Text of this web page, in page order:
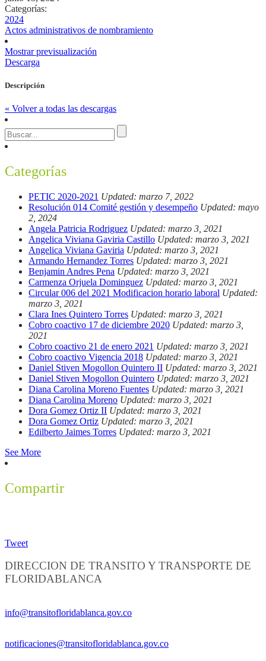
Categorías:
2024
Actos administrativos de nombramiento
Mostrar previsualización
Descarga
Descripción
« Volver a todas las descargas
Categorías
PETIC 2020-2021 Updated: marzo 7, 2022
Resolución 014 Comité gestión y desempeño Updated: mayo
2, 2024
Angela Patricia Rodriguez Updated: marzo 3, 2021
Angelica Viviana Gaviria Castillo Updated: marzo 3, 2021
Angelica Viviana Gaviria Updated: marzo 3, 2021
Armando Hernandez Torres Updated: marzo 3, 2021
Benjamin Andres Pena Updated: marzo 3, 2021
Carmenza Orjuela Dominguez Updated: marzo 3, 2021
Circular 006 del 2021 Modificacion horario laboral Updated:
marzo 3, 2021
Clara Ines Quintero Torres Updated: marzo 3, 2021
Cobro coactivo 17 de diciembre 2020 Updated: marzo 3,
2021
Cobro coactivo 21 de enero 2021 Updated: marzo 3, 2021
Cobro coactivo Vigencia 2018 Updated: marzo 3, 2021
Daniel Stiven Mogollon Quintero II Updated: marzo 3, 2021
Daniel Stiven Mogollon Quintero Updated: marzo 3, 2021
Diana Carolina Moreno Fuentes Updated: marzo 3, 2021
Diana Carolina Moreno Updated: marzo 3, 2021
Dora Gomez Ortiz II Updated: marzo 3, 2021
Dora Gomez Ortiz Updated: marzo 3, 2021
Edilberto Jaimes Torres Updated: marzo 3, 2021
See More
Compartir
Tweet
DIRECCION DE TRANSITO Y TRANSPORTE DE
FLORIDABLANCA
info@transitofloridablanca.gov.co
notificaciones@transitofloridablanca.gov.co